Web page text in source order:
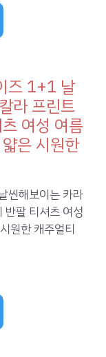
즈 1+1 날
라 프린트
여성 여름
은 시원한